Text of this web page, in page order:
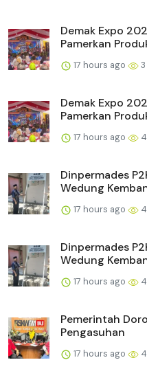
Demak Expo
Pamerkan
17 hours ago 3
Demak Expo
Pamerkan
17 hours ago 4
Dinpermades
Wedung
17 hours ago 4
Dinpermades
Wedung
17 hours ago 4
Pemerintah
Pengasuhan
17 hours ago 4